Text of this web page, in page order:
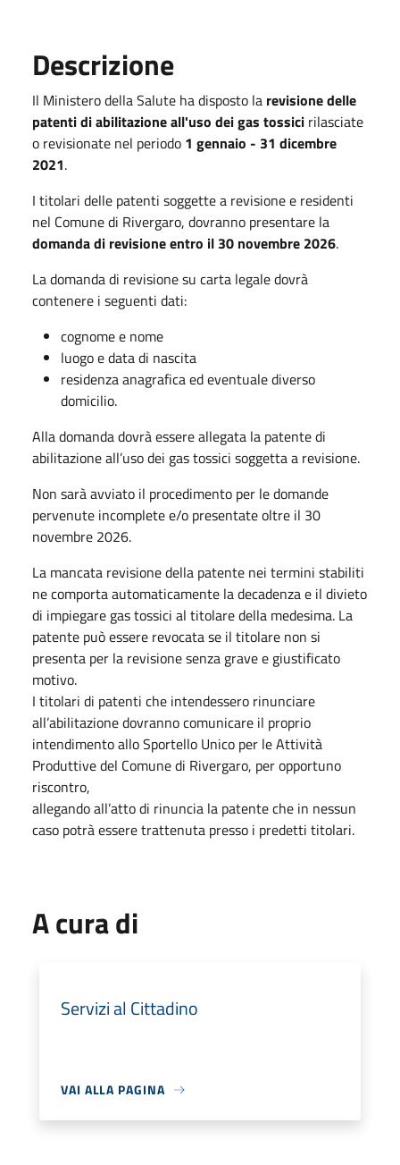
Descrizione
Il Ministero della Salute ha disposto la revisione delle
patenti di abilitazione all'uso dei gas tossici rilasciate
o revisionate nel periodo 1 gennaio - 31 dicembre
2021.
I titolari delle patenti soggette a revisione e residenti
nel Comune di Rivergaro, dovranno presentare la
domanda di revisione entro il 30 novembre 2026.
La domanda di revisione su carta legale dovrà
contenere i seguenti dati:
cognome e nome
luogo e data di nascita
residenza anagrafica ed eventuale diverso
domicilio.
Alla domanda dovrà essere allegata la patente di
abilitazione all’uso dei gas tossici soggetta a revisione.
Non sarà avviato il procedimento per le domande
pervenute incomplete e/o presentate oltre il 30
novembre 2026.
La mancata revisione della patente nei termini stabiliti
ne comporta automaticamente la decadenza e il divieto
di impiegare gas tossici al titolare della medesima. La
patente può essere revocata se il titolare non si
presenta per la revisione senza grave e giustificato
motivo.
I titolari di patenti che intendessero rinunciare
all’abilitazione dovranno comunicare il proprio
intendimento allo Sportello Unico per le Attività
Produttive del Comune di Rivergaro, per opportuno
riscontro,
allegando all’atto di rinuncia la patente che in nessun
caso potrà essere trattenuta presso i predetti titolari.
A cura di
Servizi al Cittadino
VAI ALLA PAGINA